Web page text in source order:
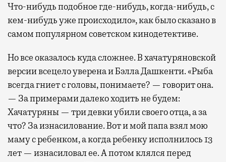
Что-нибудь подобное где-нибудь, когда-нибудь, с
кем-нибудь уже происходило», как было сказано в
самом популярном советском кинодетективе.
Но все оказалось куда сложнее. В хачатуряновской
версии всецело уверена и Бэлла Дашкенти. «Рыба
всегда гниет с головы, понимаете? — говорит она.
— За примерами далеко ходить не будем:
Хачатуряны — три девки убили своего отца, а за
что? За изнасилование. Вот и мой папа взял мою
маму с ребенком, а когда ребенку исполнилось 13
лет — изнасиловал ее. А потом клялся перед